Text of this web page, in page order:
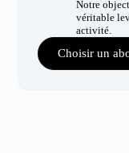
Notre
véritable
activité.
Choisir un